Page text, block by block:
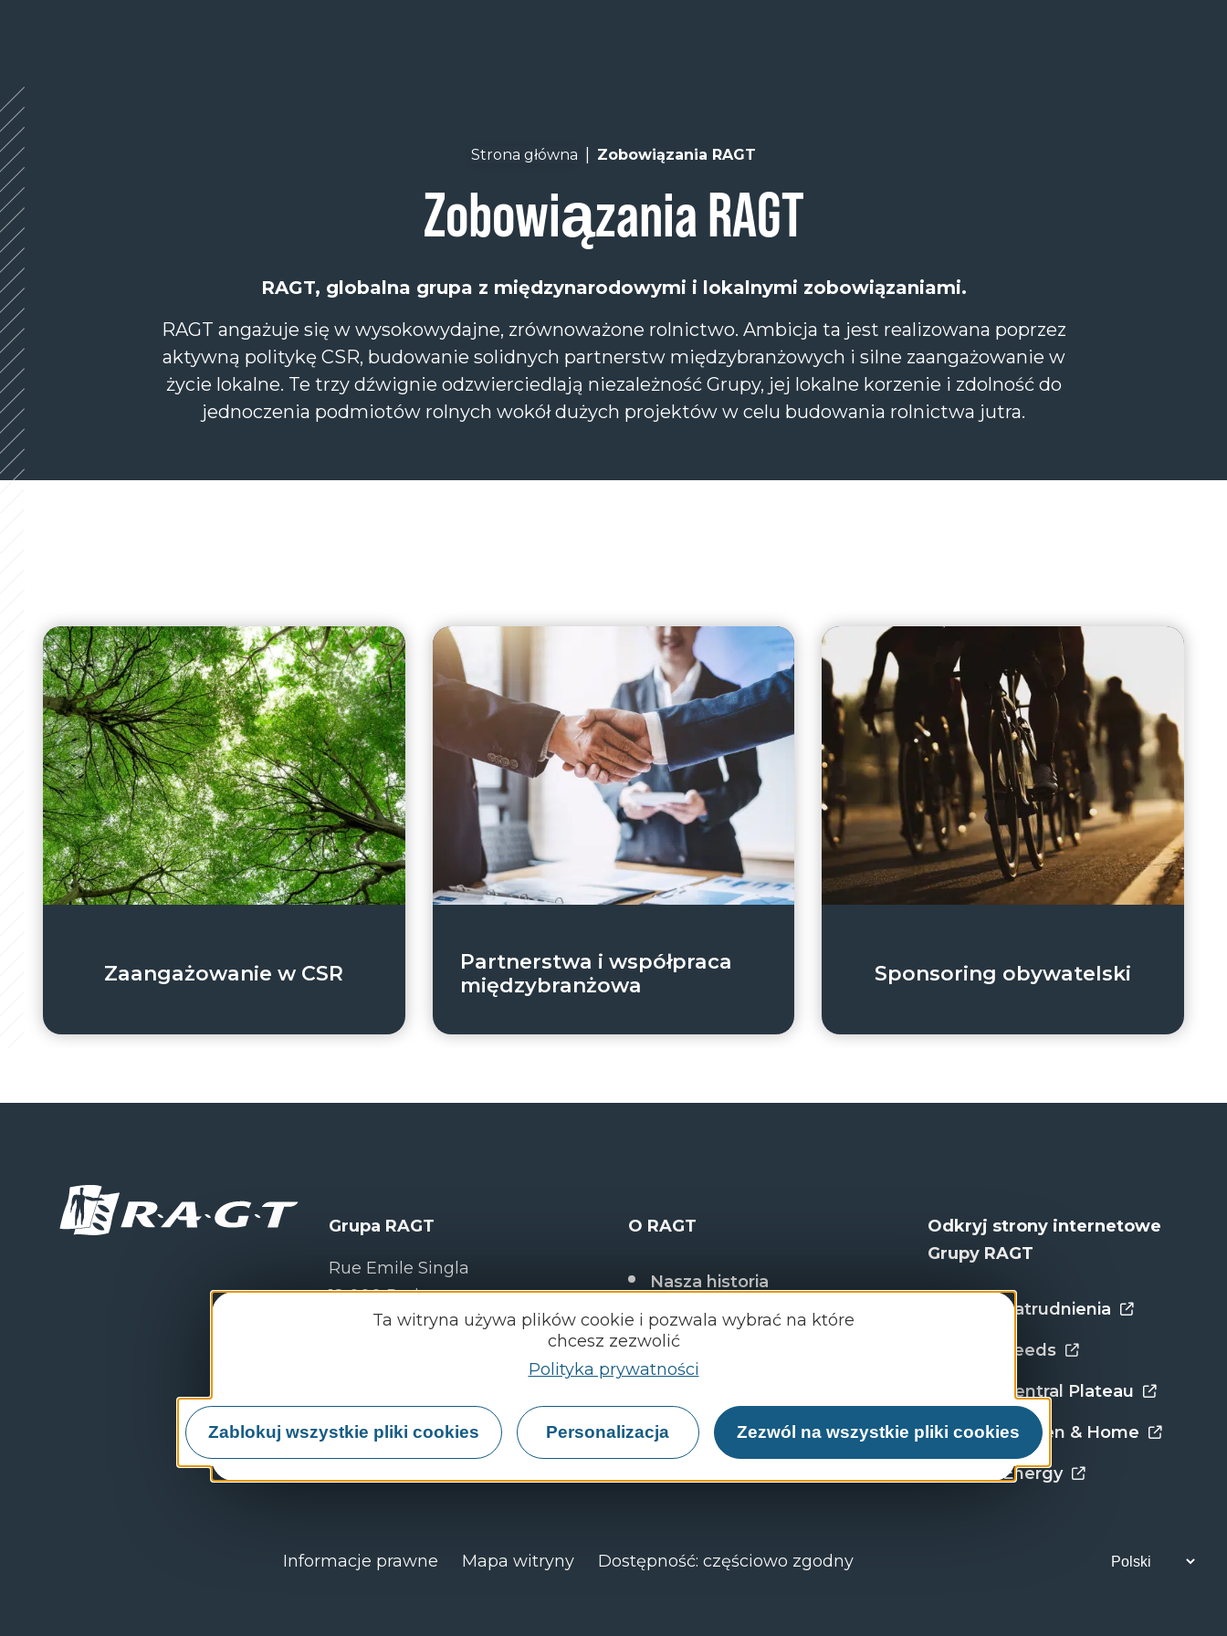
Ta witryna używa plików cookie i pozwala wybrać na które
chcesz zezwolić
Polityka prywatności
Zablokuj wszystkie pliki cookies Personalizacja Zezwól na wszystkie pliki cookies
Strona główna Zobowiązania RAGT
Zobowiązania RAGT
RAGT, globalna grupa z międzynarodowymi i lokalnymi zobowiązaniami.
RAGT angażuje się w wysokowydajne, zrównoważone rolnictwo. Ambicja ta jest realizowana poprzez
aktywną politykę CSR, budowanie solidnych partnerstw międzybranżowych i silne zaangażowanie w
życie lokalne. Te trzy dźwignie odzwierciedlają niezależność Grupy, jej lokalne korzenie i zdolność do
jednoczenia podmiotów rolnych wokół dużych projektów w celu budowania rolnictwa jutra.
Zaangażowanie w CSR
Partnerstwa i współpraca
międzybranżowa
Sponsoring obywatelski
Grupa RAGT
Rue Emile Singla
12 000 Rodez
Skontaktuj się z nami
O RAGT
Nasza historia
O RAGT
Praca w RAGT
Aktualności Grupy RAGT
FAQ: często zadawane
Odkryj strony internetowe
Grupy RAGT
Portal zatrudnienia
RAGT Seeds
RAGT Central Plateau
RAGT Garden & Home
RAGT Energy
Informacje prawne Mapa witryny Dostępność: częściowo zgodny